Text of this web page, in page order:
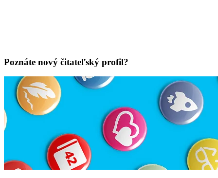
Poznáte nový čitateľský profil?